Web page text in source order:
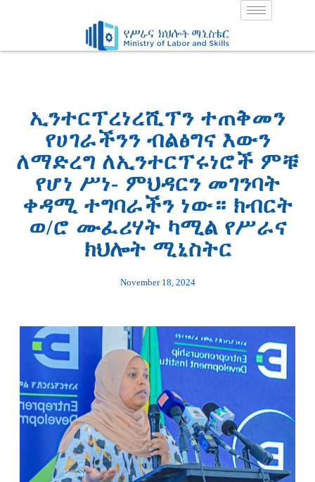
ኢንተርፕረነረሺፕን ተጠቅመን
የሀገራችንን ብልፅግና እውን
ለማድረግ ለኢንተርፕሩነሮች ምቹ
የሆነ ሥነ- ምህዳርን መገንባት
ቀዳሚ ተግባራችን ነው። ክብርት
ወ/ሮ ሙፈሪሃት ካሚል የሥራና
ክህሎት ሚኒስትር
November 18, 2024